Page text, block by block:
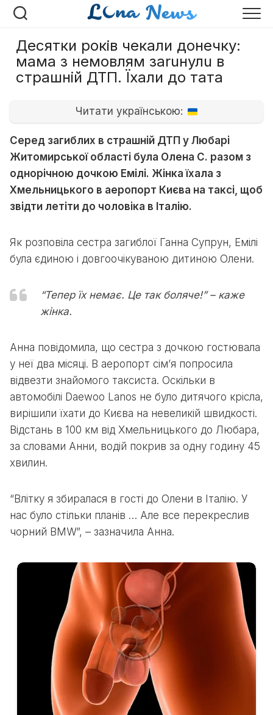
Перейти
Десятки років чекали донечку:
мама з немовлям заruнулu в
cтрaшнiй ДТП. Їхали до тата
Читати українською:
Серед загиблих в страшній ДТП у Любарі
Житомирської області була Олена С. разом з
однорічною дочкою Емілі. Жінка їхала з
Хмельницького в аеропорт Києва на таксі, щоб
звідти летіти до чоловіка в Італію.
Як розповіла сестра загиблої Ганна Супрун, Емілі
була єдиною і довгоочікуваною дитиною Олени.
“Тепер їх немає. Це так боляче!” – каже
жінка.
Анна повідомила, що сестра з дочкою гостювала
у неї два місяці. В аеропорт сім’я попросила
відвезти знайомого таксиста. Оскільки в
автомобілі Daewoo Lanos не було дитячого крісла,
вирішили їхати до Києва на невеликій швидкості.
Відстань в 100 км від Хмельницького до Любара,
за словами Анни, водій покрив за одну годину 45
хвилин.
“Влітку я збиралася в гості до Олени в Італію. У
нас було стільки планів … Але все перекреслив
чорний BMW”, – зазначила Анна.